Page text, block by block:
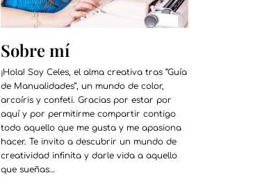
Sobre mí
¡Hola! Soy Celes, el alma creativa tras “Guía
de Manualidades”, un mundo de color,
arcoíris y confeti. Gracias por estar por
aquí y por permitirme compartir contigo
todo aquello que me gusta y me apasiona
hacer. Te invito a descubrir un mundo de
creatividad infinita y darle vida a aquello
que sueñas…